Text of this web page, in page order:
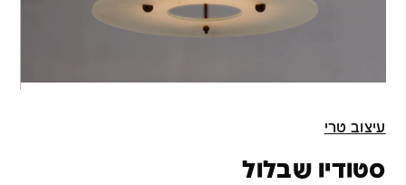
עיצוב טרי
סטודיו שבלול